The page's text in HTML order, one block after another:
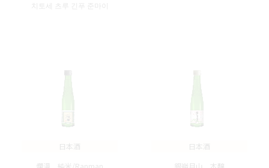
日本酒
爛漫 純米/Ranman
日本酒
銀嶺月山 本醸